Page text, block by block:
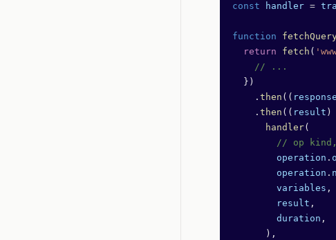
const handler =
function
  return
fetch (
    // ...
  })
    .
then (( response
    .
then (( result )
      handler
(
// op
        operation
.
        operation
.
        variables
,
        result
,
        duration
,
      ),